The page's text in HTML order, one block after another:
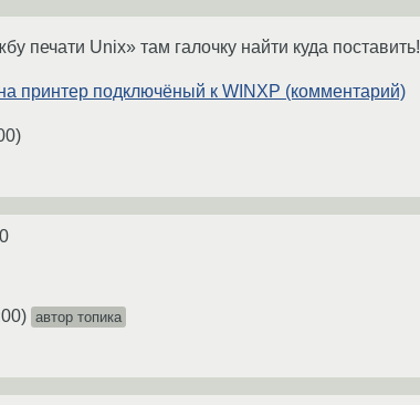
печати Unix» там галочку найти куда поставить!
принтер подключёный к WINXP (комментарий)
)
) автор топика